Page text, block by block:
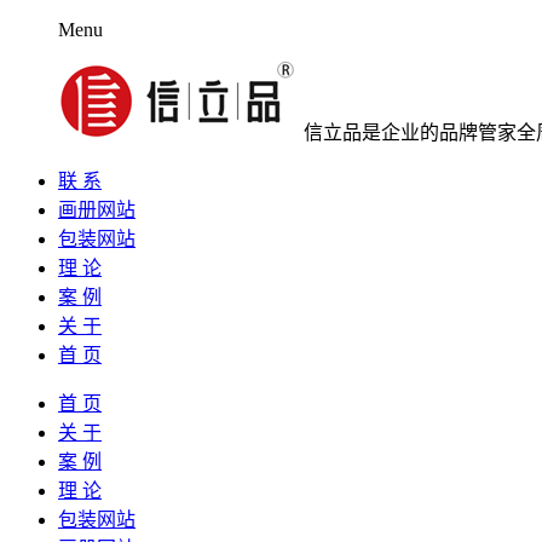
Menu
信立品是企业的品牌管家全
联 系
画册网站
包装网站
理 论
案 例
关 于
首 页
首 页
关 于
案 例
理 论
包装网站